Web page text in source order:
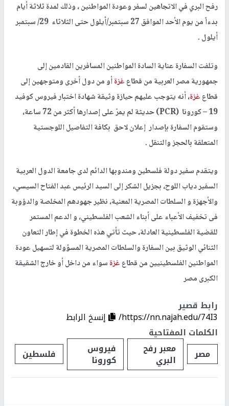
رفح البري في الاتجاهين لسفر وعودة المواطنين ، وذلك لمدة ثلاثة أيام
بدءاً من يوم الأحد الموافق 27 سبتمبر/أيلول حتى الثلاثاء 29/ سبتمبر
أيلول .
وتلفت السفارة عناية السادة المواطنين المسافرين القادمين إلى
جمهورية مصر العربية من قطاعغزةأو من دول أخرى ومتوجهين إلى
قطاعغزة، أنه يتوجب عليهم حيازة وثيقة شهادة اختبار فيروس كوفيد
19 – كورونا (PCR) حديثة لم يمرّ على إصدارها أكثر من 72 ساعة،
وستقوم السفارة بإصدار إعلان لاحق بكافة التفاصيل اللوجستية
المتعلقة بالحجز والتنقل .
ويتقدم سفير دولة فلسطين ومندوبها الدائم لدى جامعة الدول العربية
السفير دياب اللوح، بجزيل الشكر إلى السيد الرئيس عبد الفتاح السيسي،
والأجهزة و السلطات المصرية المعنية، نظير جهودهم المخلصة والدؤوبة
فى تخفيف الأعباء على أبناء الشعب الفلسطيني، و الدعم المستمر
للقضية الفلسطينية العادلة، حيث تأتي هذه الخطوة في إطار التعاون
الثنائي الوثيق بين السفارة والسلطات المصرية المسؤولة لتسهيل عودة
المواطنين الفلسطينيين من قطاعغزةسواء من داخل أو خارج الشقيقة
الكبرى مصر
رابط قصير
https://nn.najah.edu/74I3/
إنسخ الرابط
الكلمات المفتاحية
مصر
معبر رفح
البري
فيروس
كورونا فلسطين